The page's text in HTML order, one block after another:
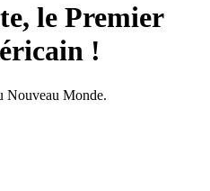
le Premier
!
Nouveau Monde.